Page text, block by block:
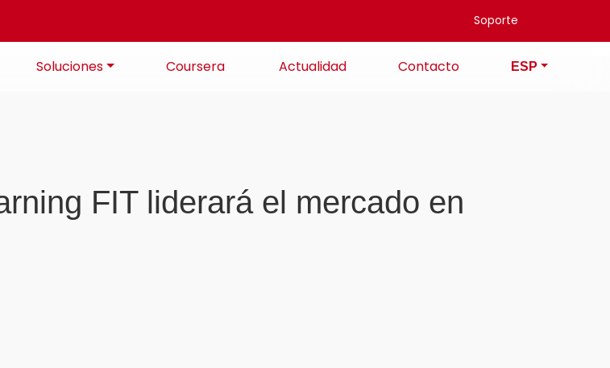
Soporte
Soluciones Coursera Actualidad Contacto ESP
FIT liderará el mercado en